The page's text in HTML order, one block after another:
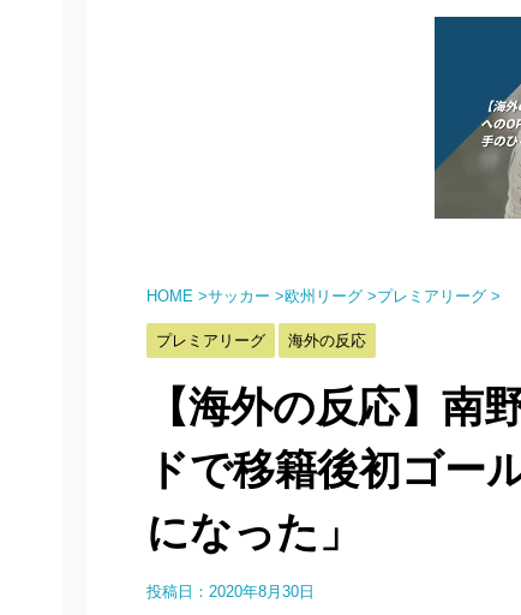
HOME >サッカー >欧州リーグ >プレミアリーグ >
プレミアリーグ 海外の反応
【海外の反応】南
ドで移籍後初ゴー
になった」
投稿日： 2020年8月30日